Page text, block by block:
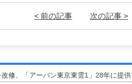
< 前の記事 次の記事 >
修、「アーバン東京東雲1」28年に提供